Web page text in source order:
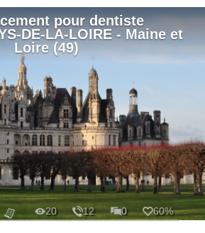
pourdentiste
DE-LA-LOIRE - Maine et
Loire (49)
20 12 0 60%